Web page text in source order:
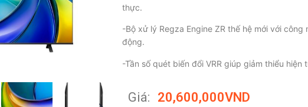
thực.
-Bộ xử lý Regza Engine ZR thế hệ mới với
động.
-Tần số quét biến đổi VRR giúp giảm thiểu
Giá: 20,600,000VND